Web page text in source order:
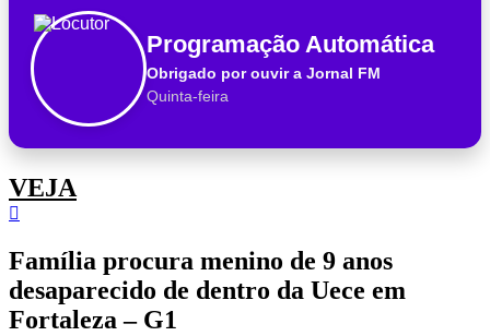
Programação Automática
Obrigado por ouvir a Jornal FM
Quinta-feira
VEJA
Família procura menino de 9 anos
desaparecido de dentro da Uece em
Fortaleza – G1